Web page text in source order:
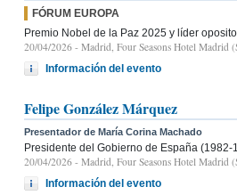
FÓRUM EUROPA
Premio Nobel de la Paz 2025 y líder
20/04/2026 - Madrid, Four Seasons Hotel Madrid
Información del evento
Felipe González Márquez
Presentador de María Corina Machado
Presidente del Gobierno de España (1982-
20/04/2026 - Madrid, Four Seasons Hotel Madrid
Información del evento